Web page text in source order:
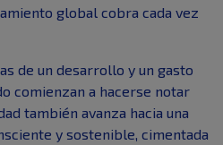
global cobra cada vez
de un desarrollo y un gasto
comienzan a hacerse notar
también avanza hacia una
y sostenible, cimentada